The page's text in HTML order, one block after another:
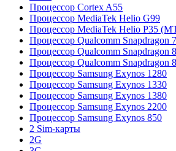
Процессор Cortex A55
Процессор MediaTek Helio G99
Процессор MediaTek Helio P35
Процессор Qualcomm Snapdragon
Процессор Qualcomm Snapdragon
Процессор Qualcomm Snapdragon
Процессор Samsung Exynos 1280
Процессор Samsung Exynos 1330
Процессор Samsung Exynos 1380
Процессор Samsung Exynos 2200
Процессор Samsung Exynos 850
2 Sim-карты
2G